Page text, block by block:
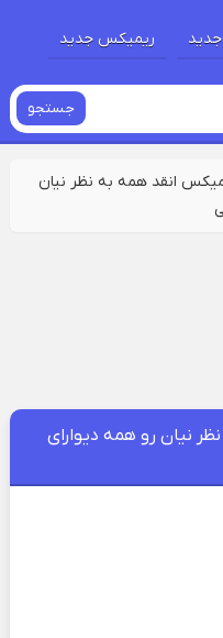
ریمیکس جدید
جستجو
انقد همه به نظر نیان
نیان رو همه دیوارای